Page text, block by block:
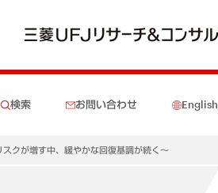
検索 お問い合わせ English
クが増す中、緩やかな回復基調が続く～